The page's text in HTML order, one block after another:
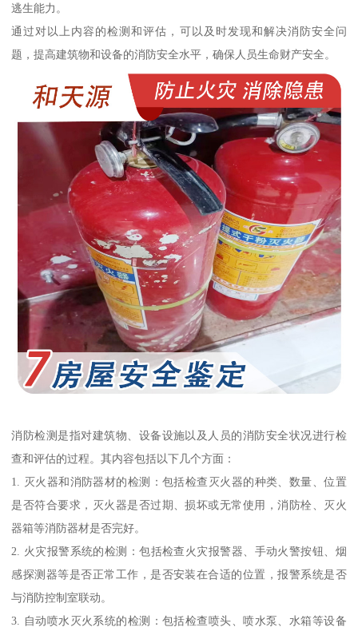
逃生能力。
通过对以上内容的检测和评估，可以及时发现和解决消防安全问
题，提高建筑物和设备的消防安全水平，确保人员生命财产安全。
消防检测是指对建筑物、设备设施以及人员的消防安全状况进行检
查和评估的过程。其内容包括以下几个方面：
1. 灭火器和消防器材的检测：包括检查灭火器的种类、数量、位置
是否符合要求，灭火器是否过期、损坏或无常使用，消防栓、灭火
器箱等消防器材是否完好。
2. 火灾报警系统的检测：包括检查火灾报警器、手动火警按钮、烟
感探测器等是否正常工作，是否安装在合适的位置，报警系统是否
与消防控制室联动。
3. 自动喷水灭火系统的检测：包括检查喷头、喷水泵、水箱等设备